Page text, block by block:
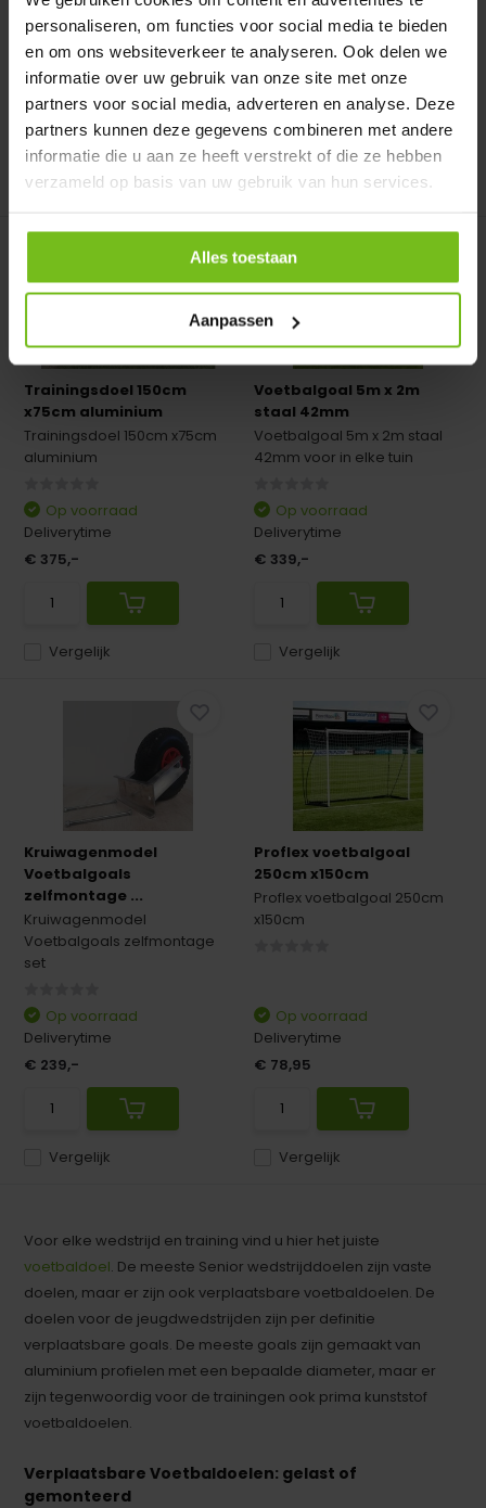
personaliseren, om functies voor social media te bieden
en om ons websiteverkeer te analyseren. Ook delen we
informatie over uw gebruik van onze site met onze
partners voor social media, adverteren en analyse. Deze
partners kunnen deze gegevens combineren met andere
informatie die u aan ze heeft verstrekt of die ze hebben
verzameld op basis van uw gebruik van hun services.
Alles toestaan
Aanpassen
Vergelijk
Op voorraad
Deliverytime
€ 689,-
Vergelijk
Op voorraad
Deliverytime
€ 1.385,-
Trainingsdoel 150cm
x75cm aluminium
Trainingsdoel 150cm x75cm
aluminium
Vergelijk
Op voorraad
Deliverytime
€ 375,-
Voetbalgoal 5m x 2m
staal 42mm
Voetbalgoal 5m x 2m staal
42mm voor in elke tuin
Vergelijk
Op voorraad
Deliverytime
€ 339,-
Kruiwagenmodel
Voetbalgoals
zelfmontage ...
Kruiwagenmodel
Voetbalgoals zelfmontage
set
Vergelijk
Op voorraad
Deliverytime
€ 239,-
Proflex voetbalgoal
250cm x150cm
Proflex voetbalgoal 250cm
x150cm
Vergelijk
Op voorraad
Deliverytime
€ 78,95
Voor elke wedstrijd en training vind u hier het juiste
voetbaldoel. De meeste Senior wedstrijddoelen zijn vaste
doelen, maar er zijn ook verplaatsbare voetbaldoelen. De
doelen voor de jeugdwedstrijden zijn per definitie
verplaatsbare goals. De meeste goals zijn gemaakt van
aluminium profielen met een bepaalde diameter, maar er
zijn tegenwoordig voor de trainingen ook prima kunststof
voetbaldoelen.
Verplaatsbare Voetbaldoelen: gelast of
gemonteerd